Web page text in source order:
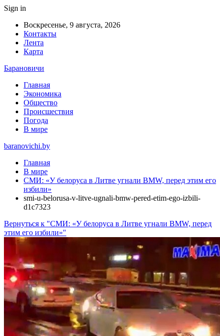
Sign in
Воскресенье, 9 августа, 2026
Контакты
Лента
Карта
Барановичи
Главная
Экономика
Общество
Происшествия
Погода
В мире
baranovichi.by
Главная
В мире
СМИ: «У белоруса в Литве угнали BMW, перед этим его
избили»
smi-u-belorusa-v-litve-ugnali-bmw-pered-etim-ego-izbili-
d1c7323
Вернуться к "СМИ: «У белоруса в Литве угнали BMW, перед
этим его избили»"